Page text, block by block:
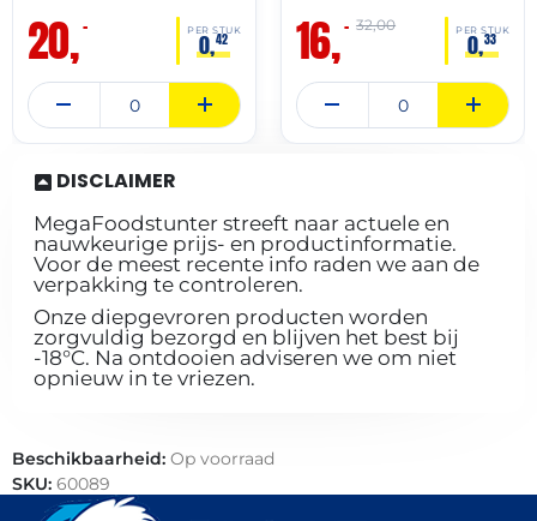
20,– PER STUK
0,42 16,– PER STUK
0,33
32,00
DISCLAIMER
MegaFoodstunter streeft naar actuele en
nauwkeurige prijs- en productinformatie.
Voor de meest recente info raden we aan de
verpakking te controleren.
Onze diepgevroren producten worden
zorgvuldig bezorgd en blijven het best bij
-18°C. Na ontdooien adviseren we om niet
opnieuw in te vriezen.
Beschikbaarheid: Op voorraad
SKU: 60089
Categorieën:Patisserie